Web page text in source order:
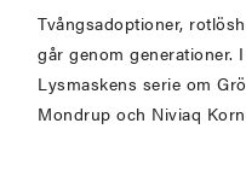
Tvångsadoptioner,
går genom generationer.
Lysmaskens serie om
Mondrup och Niviaq